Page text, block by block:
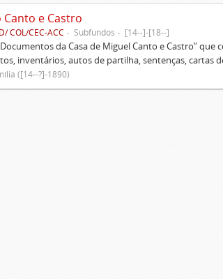
e Castro
COL/CEC-ACC Subfundos [14--]-[18--]
da Casa de Miguel Canto e Castro”
inventários, autos de partilha, sentenças, cartas
([14--?]-1890)